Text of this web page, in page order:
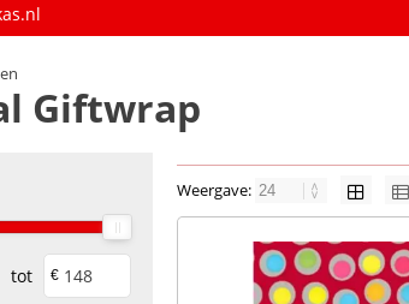
Giftwrap
tot €
Weergave: